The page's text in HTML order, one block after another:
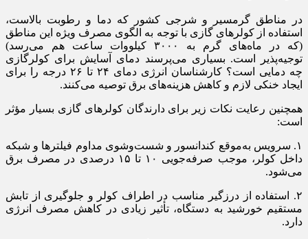
در مناطق گرمسیر و شرجی کشور که دما و رطوبت بالاست،
استفاده از کولرهای گازی با توجه به الگوی مصرف ویژه این مناطق
(که در ماه‌های گرم به ۳۰۰۰ کیلووات ساعت هم می‌رسد)
توجیه‌پذیر است. بسیاری می‌پرسند دمای آسایش برای کولرگازی
چه دمایی است؟ کارشناسان انرژی دمای ۲۴ تا ۲۶ درجه را برای
ایجاد خنکی لازم و کاهش هزینه‌های برق توصیه می‌کنند.
همچنین رعایت نکات زیر برای دارندگان کولرهای گازی بسیار مؤثر
است:
۱. سرویس به‌موقع کندانسور و شست‌وشوی مداوم فیلترها و شبکه
داخل کولر، موجب صرفه‌جویی ۱۰ تا ۱۵ درصدی در مصرف برق
می‌شود.
۲. استفاده از درزگیر مناسب در اطراف کولر و جلوگیری از تابش
مستقیم خورشید به دستگاه، تأثیر زیادی در کاهش مصرف انرژی
دارد.